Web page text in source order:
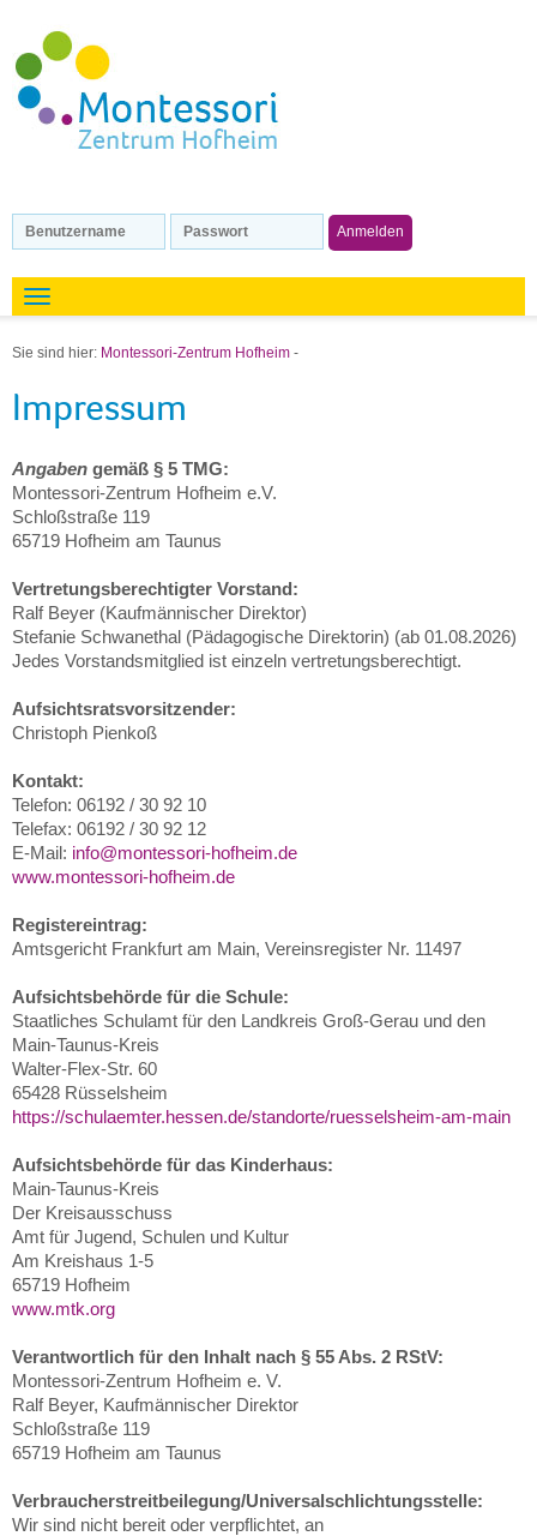
Sie sind hier: Montessori-Zentrum Hofheim -
Impressum
Angaben gemäß § 5 TMG:
Montessori-Zentrum Hofheim e.V.
Schloßstraße 119
65719 Hofheim am Taunus
Vertretungsberechtigter Vorstand:
Ralf Beyer (Kaufmännischer Direktor)
Stefanie Schwanethal (Pädagogische Direktorin) (ab 01.08.2026)
Jedes Vorstandsmitglied ist einzeln vertretungsberechtigt.
Aufsichtsratsvorsitzender:
Christoph Pienkoß
Kontakt:
Telefon: 06192 / 30 92 10
Telefax: 06192 / 30 92 12
E-Mail: info@montessori-hofheim.de
www.montessori-hofheim.de
Registereintrag:
Amtsgericht Frankfurt am Main, Vereinsregister Nr. 11497
Aufsichtsbehörde für die Schule:
Staatliches Schulamt für den Landkreis Groß-Gerau und den
Main-Taunus-Kreis
Walter-Flex-Str. 60
65428 Rüsselsheim
https://schulaemter.hessen.de/standorte/ruesselsheim-am-main
Aufsichtsbehörde für das Kinderhaus:
Main-Taunus-Kreis
Der Kreisausschuss
Amt für Jugend, Schulen und Kultur
Am Kreishaus 1-5
65719 Hofheim
www.mtk.org
Verantwortlich für den Inhalt nach § 55 Abs. 2 RStV:
Montessori-Zentrum Hofheim e. V.
Ralf Beyer, Kaufmännischer Direktor
Schloßstraße 119
65719 Hofheim am Taunus
Verbraucherstreitbeilegung/Universalschlichtungsstelle:
Wir sind nicht bereit oder verpflichtet, an